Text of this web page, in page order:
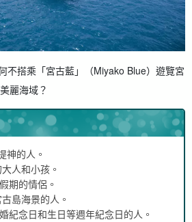
不搭乘「宮古藍」（Miyako Blue）遊覽宮
麗海域？
的人。
人和小孩。
期的情侶。
島海景的人。
紀念日和生日等週年紀念日的人。